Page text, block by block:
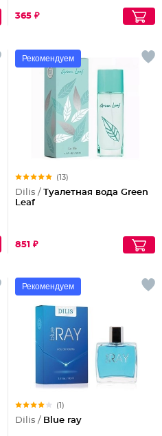
Panthenol Urea
365 ₽
Рекомендуем
(13)
Dilis / Туалетная вода Green
Leaf
851 ₽
Рекомендуем
(1)
Dilis / Blue ray